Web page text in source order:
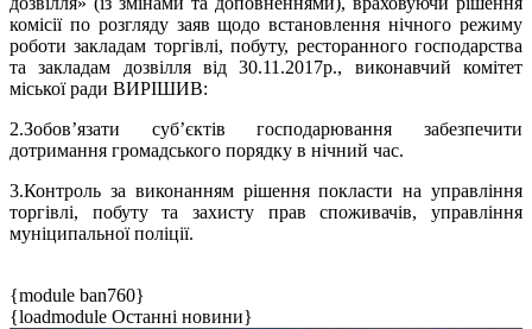
комісії по розгляду заяв щодо встановлення нічного режиму
роботи закладам торгівлі, побуту, ресторанного господарства
та закладам дозвілля від 30.11.2017р., виконавчий комітет
міської ради ВИРІШИВ:
2.Зобов’язати суб’єктів господарювання забезпечити
дотримання громадського порядку в нічний час.
3.Контроль за виконанням рішення покласти на управління
торгівлі, побуту та захисту прав споживачів, управління
муніципальної поліції.
{module ban760}
{loadmodule Останні новини}